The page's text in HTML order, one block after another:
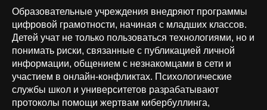
Образовательные учреждения внедряют программы
цифровой грамотности, начиная с младших классов.
Детей учат не только пользоваться технологиями, но и
понимать риски, связанные с публикацией личной
информации, общением с незнакомцами в сети и
участием в онлайн-конфликтах. Психологические
службы школ и университетов разрабатывают
протоколы помощи жертвам кибербуллинга,
+7 (926) 866-31-00
info@orion-solutions.ru